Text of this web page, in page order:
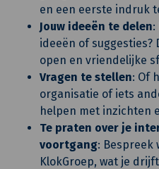
en een eerste indruk
Jouw ideeën te delen:
ideeën of suggesties?
open en vriendelijke
Vragen te stellen: Of
organisatie of iets
helpen met inzichten
Te praten over je
voortgang: Bespreek
KlokGroep, wat je